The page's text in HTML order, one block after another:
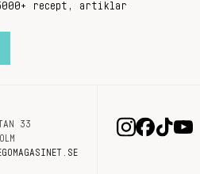
recept, artiklar
33